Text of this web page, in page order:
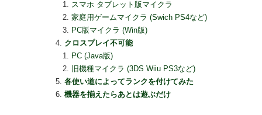
スマホ タブレット版マイクラ
家庭用ゲームマイクラ (Swich PS4など)
PC版マイクラ (Win版)
クロスプレイ不可能
PC (Java版)
旧機種マイクラ (3DS Wiiu PS3など)
各使い道によってランクを付けてみた
機器を揃えたらあとは遊ぶだけ